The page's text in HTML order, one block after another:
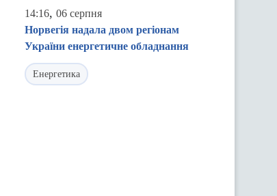
14:16, 06 серпня
Норвегія надала двом регіонам
України енергетичне обладнання
Енергетика